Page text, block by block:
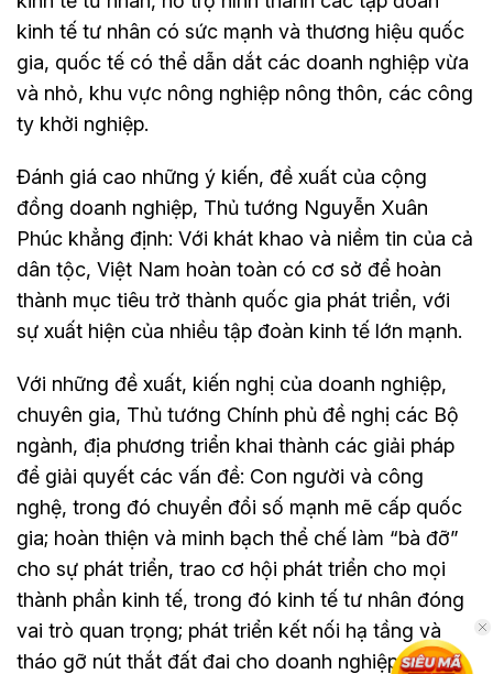
kinh tế tư nhân có sức mạnh và thương hiệu quốc
gia, quốc tế có thể dẫn dắt các doanh nghiệp vừa
và nhỏ, khu vực nông nghiệp nông thôn, các công
ty khởi nghiệp.
Đánh giá cao những ý kiến, đề xuất của cộng
đồng doanh nghiệp, Thủ tướng Nguyễn Xuân
Phúc khẳng định: Với khát khao và niềm tin của cả
dân tộc, Việt Nam hoàn toàn có cơ sở để hoàn
thành mục tiêu trở thành quốc gia phát triển, với
sự xuất hiện của nhiều tập đoàn kinh tế lớn mạnh.
Với những đề xuất, kiến nghị của doanh nghiệp,
chuyên gia, Thủ tướng Chính phủ đề nghị các Bộ
ngành, địa phương triển khai thành các giải pháp
để giải quyết các vấn đề: Con người và công
nghệ, trong đó chuyển đổi số mạnh mẽ cấp quốc
gia; hoàn thiện và minh bạch thể chế làm “bà đỡ”
cho sự phát triển, trao cơ hội phát triển cho mọi
thành phần kinh tế, trong đó kinh tế tư nhân đóng
vai trò quan trọng; phát triển kết nối hạ tầng và
tháo gỡ nút thắt đất đai cho doanh nghiệp và đào